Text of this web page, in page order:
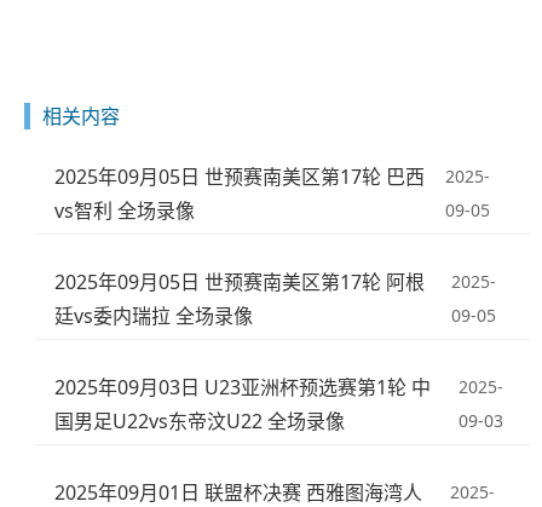
相关内容
2025年09月05日 世预赛南美区第17轮 巴西
vs智利 全场录像
2025-
09-05
2025年09月05日 世预赛南美区第17轮 阿根
廷vs委内瑞拉 全场录像
2025-
09-05
2025年09月03日 U23亚洲杯预选赛第1轮 中
国男足U22vs东帝汶U22 全场录像
2025-
09-03
2025年09月01日 联盟杯决赛 西雅图海湾人
2025-